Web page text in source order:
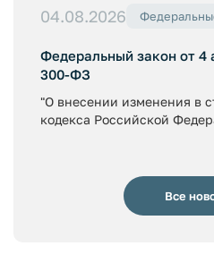
04.08.2026
Федеральный закон от 4
300-ФЗ
"О внесении изменения в
кодекса Российской
Все